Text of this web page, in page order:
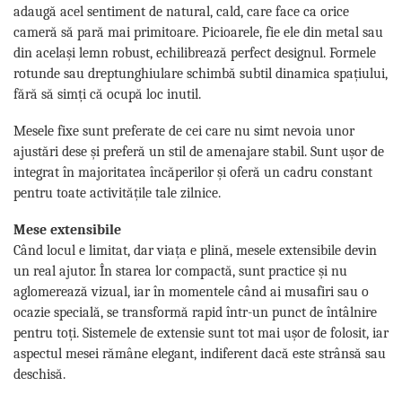
adaugă acel sentiment de natural, cald, care face ca orice
cameră să pară mai primitoare. Picioarele, fie ele din metal sau
din același lemn robust, echilibrează perfect designul. Formele
rotunde sau dreptunghiulare schimbă subtil dinamica spațiului,
fără să simți că ocupă loc inutil.
Mesele fixe sunt preferate de cei care nu simt nevoia unor
ajustări dese și preferă un stil de amenajare stabil. Sunt ușor de
integrat în majoritatea încăperilor și oferă un cadru constant
pentru toate activitățile tale zilnice.
Mese extensibile
Când locul e limitat, dar viața e plină, mesele extensibile devin
un real ajutor. În starea lor compactă, sunt practice și nu
aglomerează vizual, iar în momentele când ai musafiri sau o
ocazie specială, se transformă rapid într-un punct de întâlnire
pentru toți. Sistemele de extensie sunt tot mai ușor de folosit, iar
aspectul mesei rămâne elegant, indiferent dacă este strânsă sau
deschisă.